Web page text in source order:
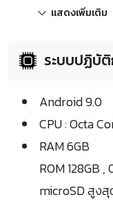
แสดงเพิ่มเติม
ระบบปฏิบัติ
Android 9.0
CPU : Octa
RAM 6GB
ROM 128GB
microSD สูงสุ